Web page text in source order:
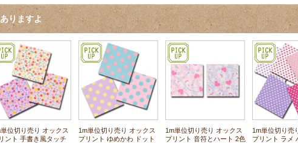
りますよ
単位切り売り オックス
ント 手書き風タッチ
1m単位切り売り オックス
プリント ゆめかわ ドット
1m単位切り売り オックス
プリント 音符とハート 2色
1m単位切り売
プリント ラメ